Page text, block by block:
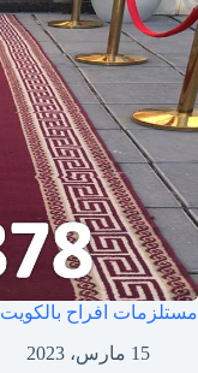
مستلزمات افراح بالكويت
15 مارس، 2023